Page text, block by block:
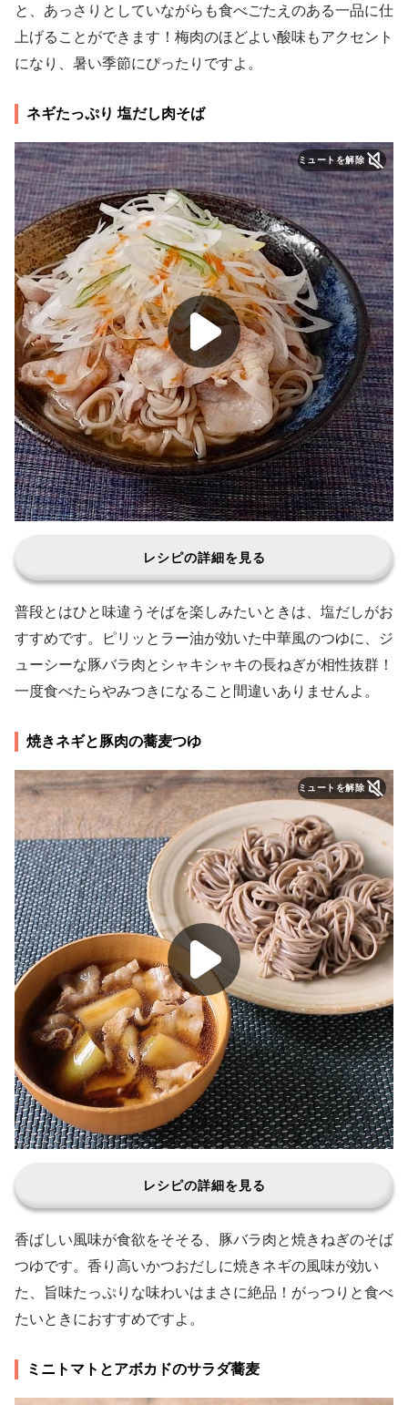
と、あっさりとしていながらも食べごたえのある一品に仕
上げることができます！梅肉のほどよい酸味もアクセント
になり、暑い季節にぴったりですよ。
ネギたっぷり 塩だし肉そば
ミュートを解除
レシピの詳細を見る
普段とはひと味違うそばを楽しみたいときは、塩だしがお
すすめです。ピリッとラー油が効いた中華風のつゆに、ジ
ューシーな豚バラ肉とシャキシャキの長ねぎが相性抜群！
一度食べたらやみつきになること間違いありませんよ。
焼きネギと豚肉の蕎麦つゆ
ミュートを解除
レシピの詳細を見る
香ばしい風味が食欲をそそる、豚バラ肉と焼きねぎのそば
つゆです。香り高いかつおだしに焼きネギの風味が効い
た、旨味たっぷりな味わいはまさに絶品！がっつりと食べ
たいときにおすすめですよ。
ミニトマトとアボカドのサラダ蕎麦